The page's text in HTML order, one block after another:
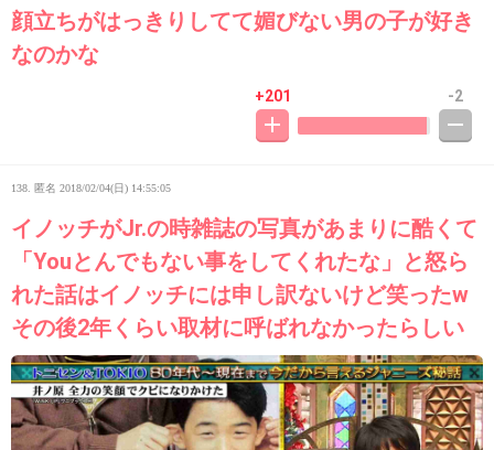
顔立ちがはっきりしてて媚びない男の子が好き
なのかな
+201 -2
138. 匿名 2018/02/04(日) 14:55:05
イノッチがJr.の時雑誌の写真があまりに酷くて
「Youとんでもない事をしてくれたな」と怒ら
れた話はイノッチには申し訳ないけど笑ったw
その後2年くらい取材に呼ばれなかったらしい